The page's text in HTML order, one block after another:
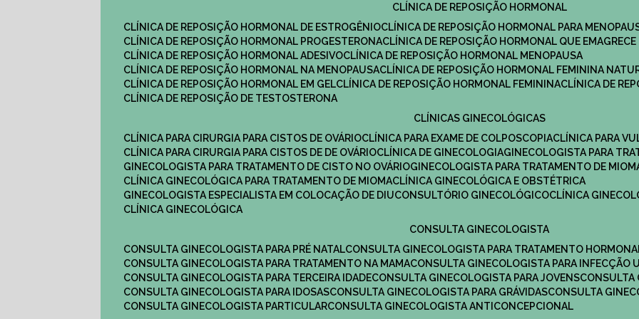
CLÍNICA DE REPOSIÇÃO HORMONAL
CLÍNICA DE REPOSIÇÃO HORMONAL DE ESTROGÊNIO
CLÍNICA DE REPOSIÇÃO HORMONAL PARA
CLÍNICA DE REPOSIÇÃO HORMONAL PROGESTERONA
CLÍNICA DE REPOSIÇÃO HORMONAL QUE EMAGRECE
CLÍNICA DE REPOSIÇÃO HORMONAL ADESIVO
CLÍNICA DE REPOSIÇÃO HORMONAL MENOPAUSA
CLÍNICA DE REPOSIÇÃO HORMONAL NA MENOPAUSA
CLÍNICA DE REPOSIÇÃO HORMONAL FEMININA
CLÍNICA DE REPOSIÇÃO HORMONAL EM GEL
CLÍNICA DE REPOSIÇÃO HORMONAL FEMININA
CLÍNICA DE
CLÍNICA DE REPOSIÇÃO DE TESTOSTERONA
CLÍNICAS GINECOLÓGICAS
CLÍNICA PARA CIRURGIA PARA CISTOS DE OVÁRIO
CLÍNICA PARA EXAME DE COLPOSCOPIA
CLÍNICA PARA
CLÍNICA PARA CIRURGIA PARA CISTOS DE DE OVÁRIO
CLÍNICA DE GINECOLOGIA
GINECOLOGISTA PARA
GINECOLOGISTA PARA TRATAMENTO DE CISTO NO OVÁRIO
GINECOLOGISTA PARA TRATAMENTO DE
CLÍNICA GINECOLÓGICA PARA TRATAMENTO DE MIOMA
CLÍNICA GINECOLÓGICA E OBSTÉTRICA
GINECOLOGISTA ESPECIALISTA EM COLOCAÇÃO DE DIU
CONSULTÓRIO GINECOLÓGICO
CLÍNICA
CLÍNICA GINECOLÓGICA
CONSULTA GINECOLOGISTA
CONSULTA GINECOLOGISTA PARA PRÉ NATAL
CONSULTA GINECOLOGISTA PARA TRATAMENTO
CONSULTA GINECOLOGISTA PARA TRATAMENTO NA MAMA
CONSULTA GINECOLOGISTA PARA INFECÇÃO
CONSULTA GINECOLOGISTA PARA TERCEIRA IDADE
CONSULTA GINECOLOGISTA PARA JOVENS
CONSULTA GINECOLOGISTA PARA IDOSAS
CONSULTA GINECOLOGISTA PARA GRÁVIDAS
CONSULTA
CONSULTA GINECOLOGISTA PARTICULAR
CONSULTA GINECOLOGISTA ANTICONCEPCIONAL